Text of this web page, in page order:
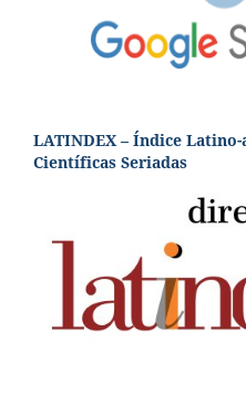
LATINDEX – Índice
Científicas Seriadas